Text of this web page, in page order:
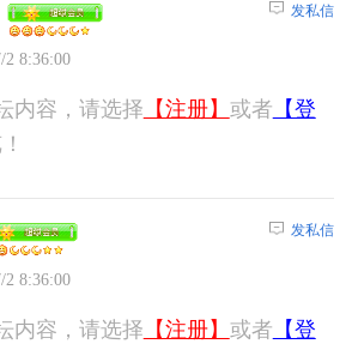
2 8:36:00
发私信
内容，请选择 【注册】 或者 【登
2 8:36:00
发私信
内容，请选择 【注册】 或者 【登